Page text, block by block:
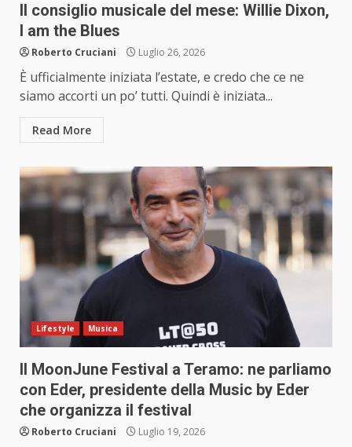
Il consiglio musicale del mese: Willie Dixon,
I am the Blues
Roberto Cruciani Luglio 26, 2026
È ufficialmente iniziata l’estate, e credo che ce ne
siamo accorti un po’ tutti. Quindi è iniziata...
Read More
Lifestyle Musica
Il MoonJune Festival a Teramo: ne parliamo
con Eder, presidente della Music by Eder
che organizza il festival
Roberto Cruciani Luglio 19, 2026